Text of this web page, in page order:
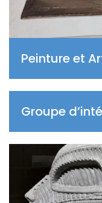
Peinture et
Groupe